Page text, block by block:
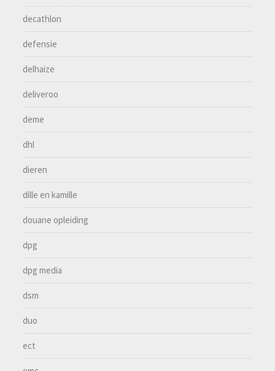
decathlon
defensie
delhaize
deliveroo
deme
dhl
dieren
dille en kamille
douane opleiding
dpg
dpg media
dsm
duo
ect